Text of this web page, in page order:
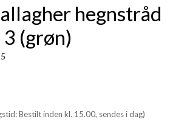
hegnstråd
(grøn)
Bestilt inden kl. 15.00, sendes i dag)